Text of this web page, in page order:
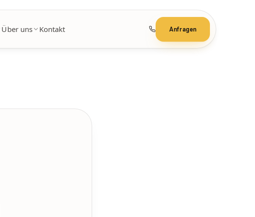
Über uns Kontakt Anfragen